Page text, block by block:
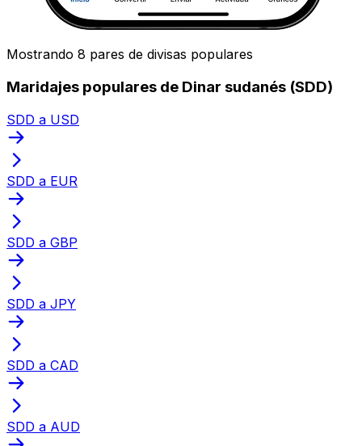
Mostrando 8 pares de divisas populares
Maridajes populares de Dinar sudanés (SDD)
SDD a USD
SDD a EUR
SDD a GBP
SDD a JPY
SDD a CAD
SDD a AUD